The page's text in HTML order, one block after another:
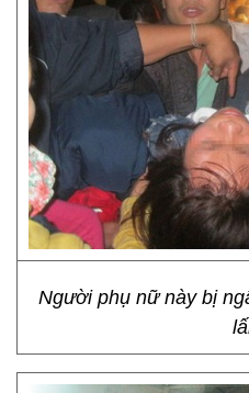
Người phụ nữ này bị